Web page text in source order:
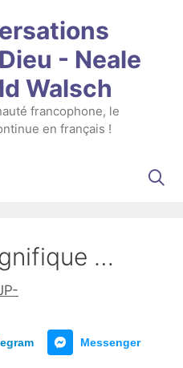
- Neale
Walsch
francophone, le
en français !
…
Messenger